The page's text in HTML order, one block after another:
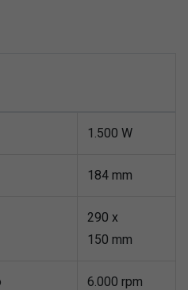
1.500 W
184 mm
290 x
150 mm
6.000 rpm